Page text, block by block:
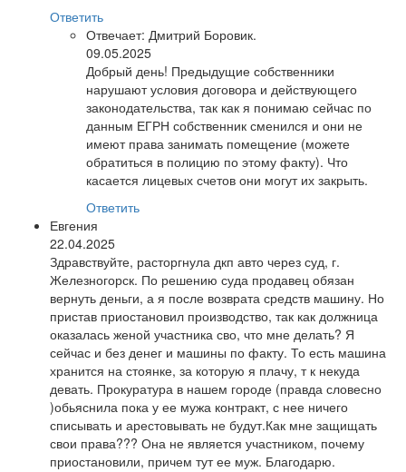
Ответить
Отвечает: Дмитрий Боровик.
09.05.2025
Добрый день! Предыдущие собственники
нарушают условия договора и действующего
законодательства, так как я понимаю сейчас по
данным ЕГРН собственник сменился и они не
имеют права занимать помещение (можете
обратиться в полицию по этому факту). Что
касается лицевых счетов они могут их закрыть.
Ответить
Евгения
22.04.2025
Здравствуйте, расторгнула дкп авто через суд, г.
Железногорск. По решению суда продавец обязан
вернуть деньги, а я после возврата средств машину. Но
пристав приостановил производство, так как должница
оказалась женой участника сво, что мне делать? Я
сейчас и без денег и машины по факту. То есть машина
хранится на стоянке, за которую я плачу, т к некуда
девать. Прокуратура в нашем городе (правда словесно
)обьяснила пока у ее мужа контракт, с нее ничего
списывать и арестовывать не будут.Как мне защищать
свои права??? Она не является участником, почему
приостановили, причем тут ее муж. Благодарю.